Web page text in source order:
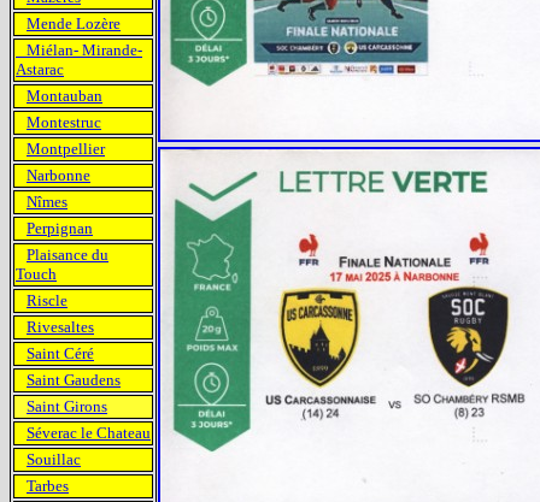
Mende Lozère
Miélan- Mirande-
Astarac
Montauban
Montestruc
Montpellier
Narbonne
Nîmes
Perpignan
Plaisance du
Touch
Riscle
Rivesaltes
Saint Céré
Saint Gaudens
Saint Girons
Séverac le Chateau
Souillac
Tarbes